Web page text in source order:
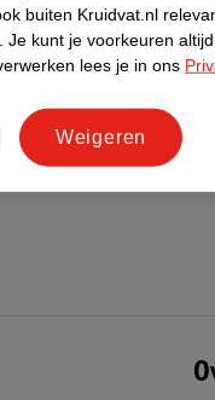
buiten Kruidvat.nl
Je kunt je voorkeuren
lees je in ons
Weigeren